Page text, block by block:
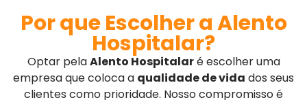
Por que Escolher a Alento
Hospitalar?
Optar pelaAlento Hospitalaré escolher uma
empresa que coloca a qualidade de vida dos seus
clientes como prioridade. Nosso compromisso é